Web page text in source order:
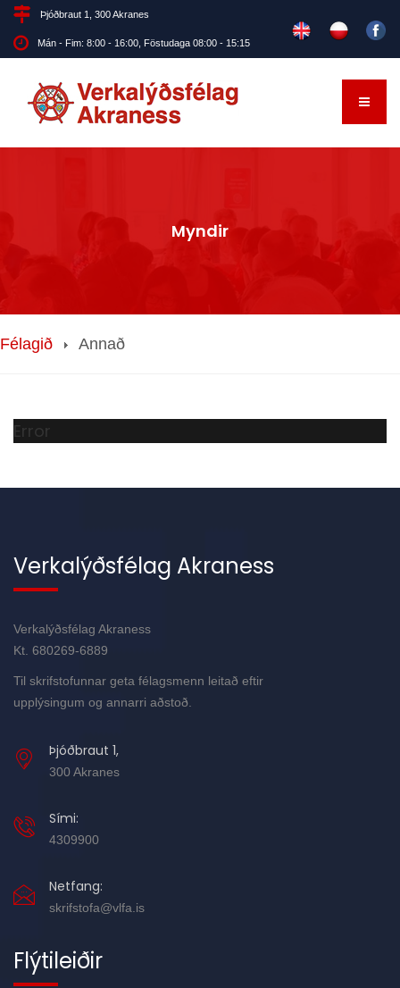
Þjóðbraut 1, 300 Akranes
Mán - Fim: 8:00 - 16:00, Föstudaga 08:00 - 15:15
Myndir
Félagið Annað
Error
Verkalýðsfélag Akraness
Verkalýðsfélag Akraness
Kt. 680269-6889
Til skrifstofunnar geta félagsmenn leitað eftir
upplýsingum og annarri aðstoð.
Þjóðbraut 1,
300 Akranes
Sími:
4309900
Netfang:
skrifstofa@vlfa.is
Flýtileiðir